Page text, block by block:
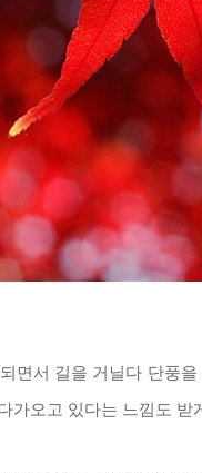
면서 길을 거닐다 단풍
가오고 있다는 느낌도 받